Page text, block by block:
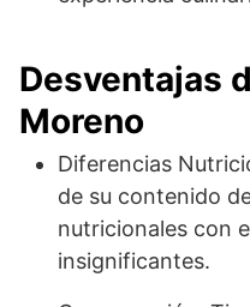
Desventajas
Moreno
Diferencias
de su contenido
nutricionales con
insignificantes.